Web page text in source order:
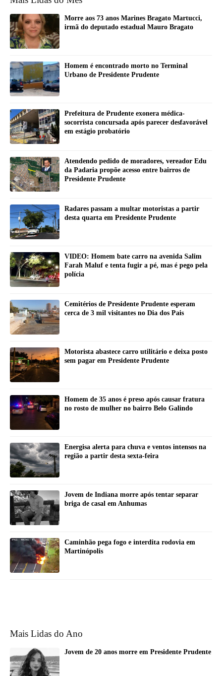
Morre aos 73 anos Marines Bragato Martucci,
irmã do deputado estadual Mauro Bragato
Homem é encontrado morto no Terminal
Urbano de Presidente Prudente
Prefeitura de Prudente exonera médica-
socorrista concursada após parecer desfavorável
em estágio probatório
Atendendo pedido de moradores, vereador Edu
da Padaria propõe acesso entre bairros de
Presidente Prudente
Radares passam a multar motoristas a partir
desta quarta em Presidente Prudente
VIDEO: Homem bate carro na avenida Salim
Farah Maluf e tenta fugir a pé, mas é pego pela
polícia
Cemitérios de Presidente Prudente esperam
cerca de 3 mil visitantes no Dia dos Pais
Motorista abastece carro utilitário e deixa posto
sem pagar em Presidente Prudente
Homem de 35 anos é preso após causar fratura
no rosto de mulher no bairro Belo Galindo
Energisa alerta para chuva e ventos intensos na
região a partir desta sexta-feira
Jovem de Indiana morre após tentar separar
briga de casal em Anhumas
Caminhão pega fogo e interdita rodovia em
Martinópolis
Mais Lidas do Ano
Jovem de 20 anos morre em Presidente Prudente